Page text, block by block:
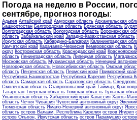
Погода на неделю в России,
сентябре, прогноз погоды:
Адыгея Алтайский край Амурская область Архангельская
Башкортостан Белгородская область Брянская область
Волгоградская область Вологодская область Воронежская
область Забайкальский край Западно-Казахстанская область
Иркутская область Кабардино-Балкария Калининградская
Камчатский край Карачаево-Черкесия Кемеровская область
округ Костромская область Краснодарский край
область Ленинградская область Липецкая область
Московская область Мурманская область Ненецкий
Новгородская область Новосибирская область Омская
область Пензенская область Пермский край Приморский край
Республика Башкортостан Республика Карелия Республика
область Самарская область Саратовская область
Смоленская область Ставропольский край Таймыр,
Татарстан Тверская область Томская область Тульская
Ульяновская область Хабаровский край Хакассия Ханты-
область Чечня Чувашия Чукотский автономный округ
Тюменская область Ямало-Ненецкий автономный округ
область остров Валаам, Республика Карелия остров Итуруп
остров Ольхон, Иркутская область остров Парамушир